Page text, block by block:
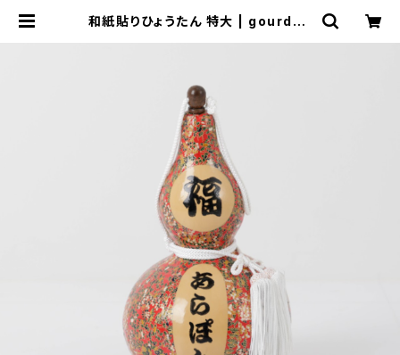
和紙貼りひょうたん 特大 | gourd36